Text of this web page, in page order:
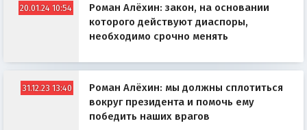
20.01.24 10:54
Роман Алёхин: закон, на основании
которого действуют диаспоры,
необходимо срочно менять
31.12.23 13:40
Роман Алёхин: мы должны сплотиться
вокруг президента и помочь ему
победить наших врагов